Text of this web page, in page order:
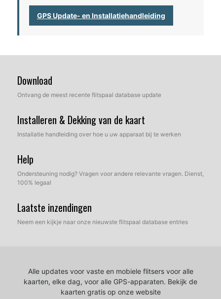
GPS Update- en Installatiehandleiding
Download
Ontvang de meest recente flitspaal database update
Installeren & Dekking van de kaart
Installatie handleiding over hoe u uw apparaat bij te werken
Help
Ondersteuning nodig? Vragen voor andere relevante vragen. Dienst,
100% legaal
Laatste inzendingen
Neem een kijkje naar onze nieuwste flitspaal database entries
Alle updates voor vaste en mobiele flitsers voor alle
kaarten, elke dag, voor alle GPS-apparaten. Bekijk de
kaarten gratis op onze website